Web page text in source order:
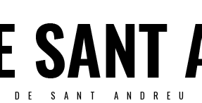
SANT ANDREU